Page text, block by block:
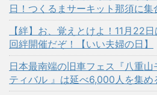
日！つくるまサーキット那須に集
【絆】お、覚えとけよ！11月22
回絆開催だぞ！【いい夫婦の日】
日本最南端の旧車フェス『八重
ティバル 』は延べ6,000人を集め